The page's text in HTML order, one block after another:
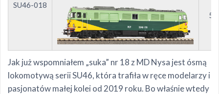
SU46-018
Jak już wspomniałem „suka” nr 18 z MD Nysa jest ósmą
lokomotywą serii SU46, która trafiła w ręce modelarzy i
pasjonatów małej kolei od 2019 roku. Bo właśnie wtedy